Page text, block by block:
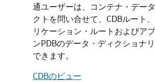
通ユーザーは、コンテナ・デー
クトを問い合せて、CDBルート
リケーション・ルートおよびア
ンPDBのデータ・ディクショナ
できます。
CDBのビュー